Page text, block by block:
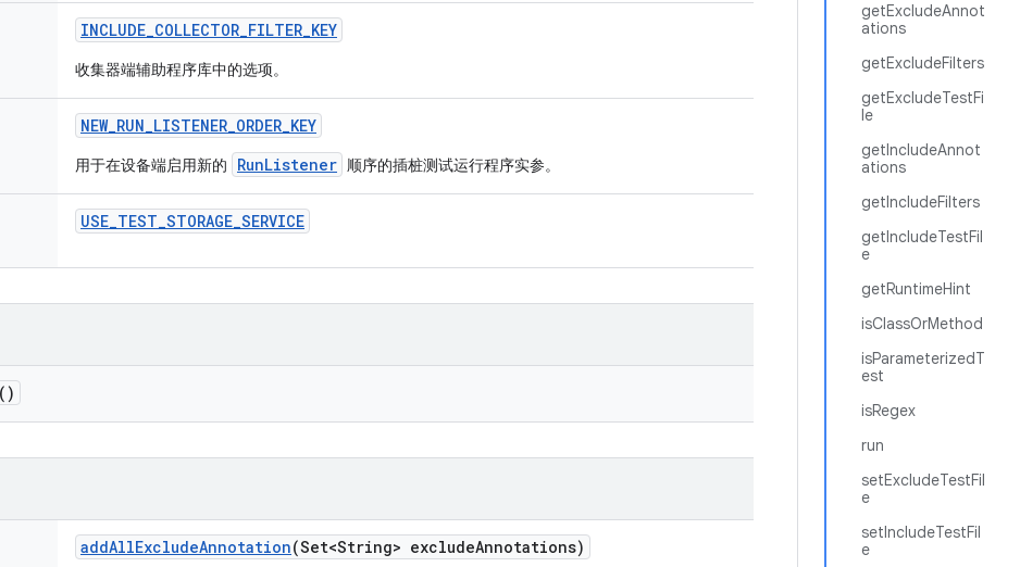
getExcludeAnnot
ations
getExcludeFilters
getExcludeTestFi
le
getIncludeAnnot
ations
getIncludeFilters
getIncludeTestFil
e
getRuntimeHint
isClassOrMethod
isParameterizedT
est
isRegex
run
setExcludeTestFil
e
setIncludeTestFil
e
INCLUDE_COLLECTOR_FILTER_KEY
收集器端辅助程序库中的选项。
NEW_RUN_LISTENER_ORDER_KEY
用于在设备端启用新的 RunListener 顺序的插桩测试运行程序实参。
USE_TEST_STORAGE_SERVICE
()
addAllExcludeAnnotation(Set<String> excludeAnnotations)